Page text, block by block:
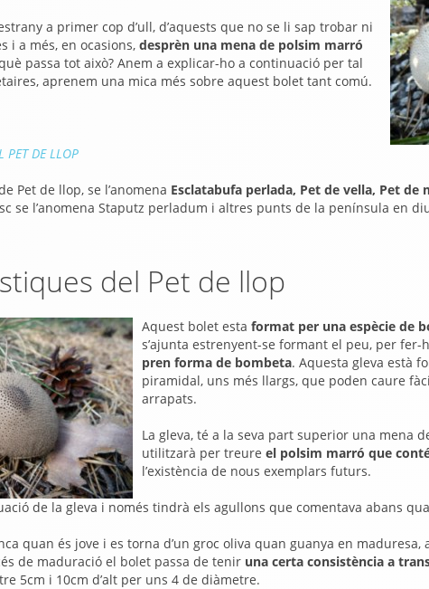
a primer cop d’ull, d’aquests que no se li sap trobar ni
i a més, en ocasions, desprèn una mena de polsim marró
passa tot això? Anem a explicar-ho a continuació per tal
aprenem una mica més sobre aquest bolet tant comú.
PET DE LLOP
Pet de llop, se l’anomena Esclatabufa perlada, Pet de vella, Pet
se l’anomena Staputz perladum i altres punts de la península en
del Pet de llop
Aquest bolet esta format per una espècie de
s’ajunta estrenyent-se formant el peu, per
pren forma de bombeta. Aquesta gleva està
piramidal, uns més llargs, que poden caure
arrapats.
La gleva, té a la seva part superior una mena
utilitzarà per treure el polsim marró que
l’existència de nous exemplars futurs.
de la gleva i només tindrà els agullons que comentava abans
quan és jove i es torna d’un groc oliva quan guanya en maduresa,
de maduració el bolet passa de tenir una certa consistència a
5cm i 10cm d’alt per uns 4 de diàmetre.